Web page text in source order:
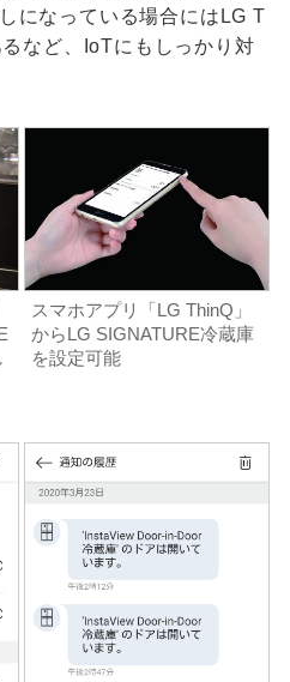
になっている場合にはLG T
など、IoTにもしっかり対
スマホアプリ「LG ThinQ」
からLG SIGNATURE冷蔵庫
を設定可能